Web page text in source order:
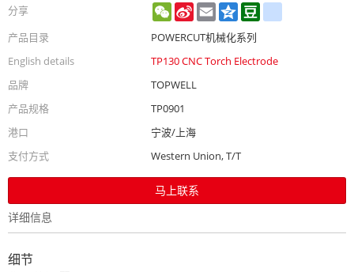
分享 WeChat
Sina
Weibo
EmailQzone
产品目录
POWERCUT机械化系列
English details
TP130 CNC Torch Electrode
品牌
TOPWELL
产品规格
TP0901
港口
宁波/上海
支付方式
Western Union, T/T
马上联系
详细信息
细节